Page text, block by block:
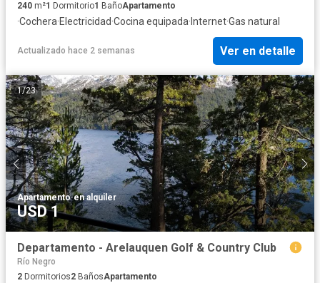
240 m²1 Dormitorio1 BañoApartamento
·Cochera·Electricidad·Cocina equipada· Internet·Gas natural
Actualizado hace 2 semanas Ver en detalle
1/23
Apartamento·en alquiler
USD 1
Departamento - Arelauquen Golf & Country Club
Río Negro
2 Dormitorios2 BañosApartamento